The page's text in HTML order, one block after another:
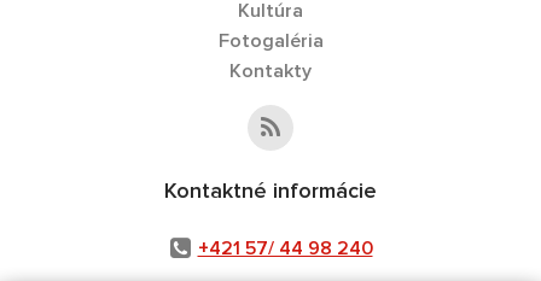
Kultúra
Fotogaléria
Kontakty
Kontaktné informácie
+421 57/ 44 98 240